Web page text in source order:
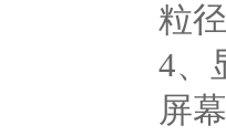
粒径
4、
屏幕